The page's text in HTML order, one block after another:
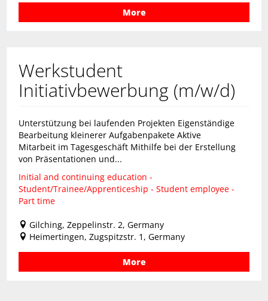
More
Werkstudent
Initiativbewerbung (m/w/d)
Unterstützung bei laufenden Projekten Eigenständige
Bearbeitung kleinerer Aufgabenpakete Aktive
Mitarbeit im Tagesgeschäft Mithilfe bei der Erstellung
von Präsentationen und...
Initial and continuing education -
Student/Trainee/Apprenticeship - Student employee -
Part time
Gilching, Zeppelinstr. 2, Germany
Heimertingen, Zugspitzstr. 1, Germany
More